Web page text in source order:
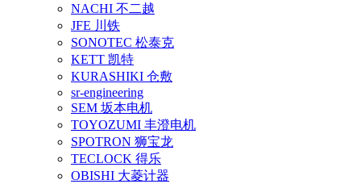
NACHI 不二越
JFE 川铁
SONOTEC 松泰克
KETT 凯特
KURASHIKI 仓敷
sr-engineering
SEM 坂本电机
TOYOZUMI 丰澄电机
SPOTRON 狮宝龙
TECLOCK 得乐
OBISHI 大菱计器